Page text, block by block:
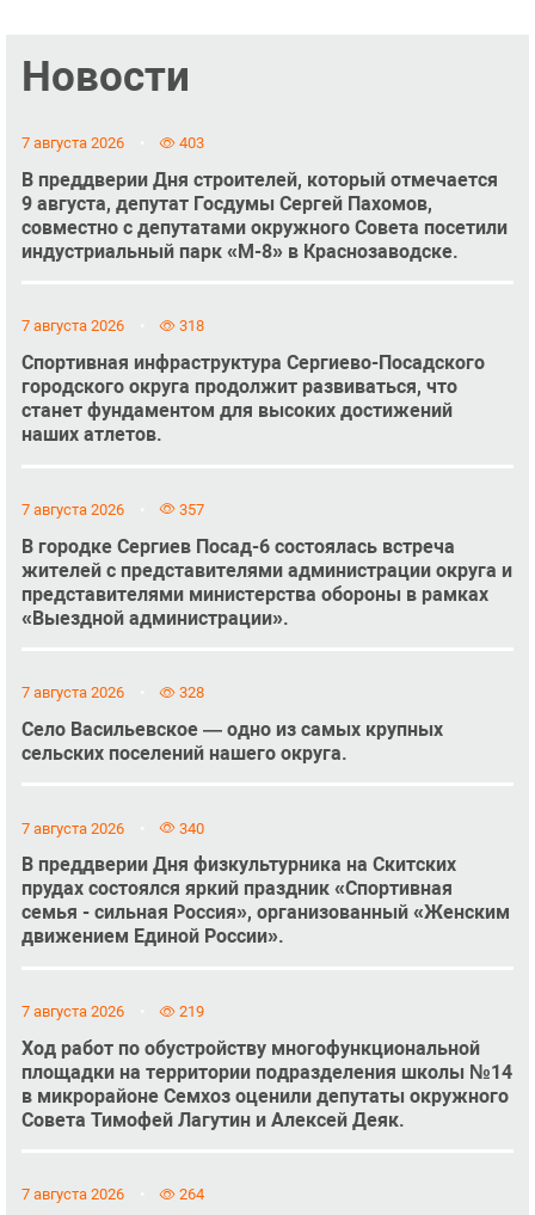
Новости
7 августа 2026 403
В преддверии Дня строителей, который отмечается
9 августа, депутат Госдумы Сергей Пахомов,
совместно с депутатами окружного Совета посетили
индустриальный парк «М-8» в Краснозаводске.
7 августа 2026 318
Спортивная инфраструктура Сергиево-Посадского
городского округа продолжит развиваться, что
станет фундаментом для высоких достижений
наших атлетов.
7 августа 2026 357
В городке Сергиев Посад-6 состоялась встреча
жителей с представителями администрации округа и
представителями министерства обороны в рамках
«Выездной администрации».
7 августа 2026 328
Село Васильевское — одно из самых крупных
сельских поселений нашего округа.
7 августа 2026 340
В преддверии Дня физкультурника на Скитских
прудах состоялся яркий праздник «Спортивная
семья - сильная Россия», организованный «Женским
движением Единой России».
7 августа 2026 219
Ход работ по обустройству многофункциональной
площадки на территории подразделения школы №14
в микрорайоне Семхоз оценили депутаты окружного
Совета Тимофей Лагутин и Алексей Деяк.
7 августа 2026 264